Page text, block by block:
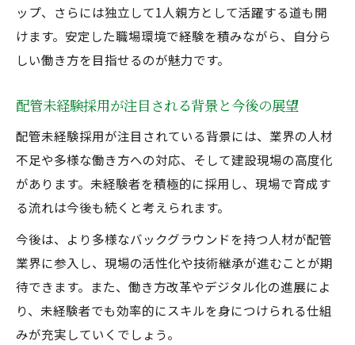
ップ、さらには独立して1人親方として活躍する道も開
けます。安定した職場環境で経験を積みながら、自分ら
しい働き方を目指せるのが魅力です。
配管未経験採用が注目される背景と今後の展望
配管未経験採用が注目されている背景には、業界の人材
不足や多様な働き方への対応、そして建設現場の高度化
があります。未経験者を積極的に採用し、現場で育成す
る流れは今後も続くと考えられます。
今後は、より多様なバックグラウンドを持つ人材が配管
業界に参入し、現場の活性化や技術継承が進むことが期
待できます。また、働き方改革やデジタル化の進展によ
り、未経験者でも効率的にスキルを身につけられる仕組
みが充実していくでしょう。